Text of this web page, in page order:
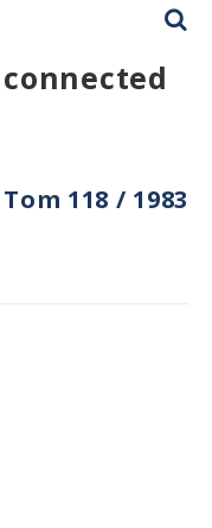
Tom 118 / 1983